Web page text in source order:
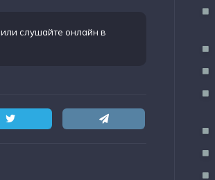
или слушайте онлайн в